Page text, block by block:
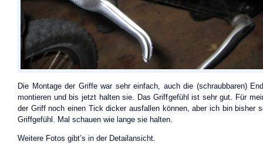
Die Montage der Griffe war sehr einfach, auch die (schraubbaren)
montieren und bis jetzt halten sie. Das Griffgefühl ist sehr gut. Für
der Griff noch einen Tick dicker ausfallen können, aber ich bin bisher
Griffgefühl. Mal schauen wie lange sie halten.
Weitere Fotos gibt’s in der Detailansicht.